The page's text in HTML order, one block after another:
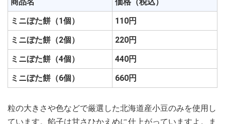
ミニぼた餅（1個）
110円
ミニぼた餅（2個）
220円
ミニぼた餅（4個）
440円
ミニぼた餅（6個）
660円
粒の大きさや色などで厳選した北海道産小豆のみを使用し
ています。餡子は甘さひかえめに仕上がっていますよ。ま